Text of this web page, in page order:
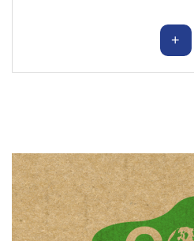
+